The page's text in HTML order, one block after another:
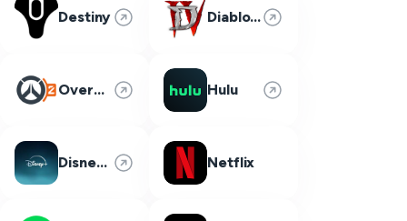
Destiny Diablo 4
Overwatch 2 Hulu
Disney Plus Netflix